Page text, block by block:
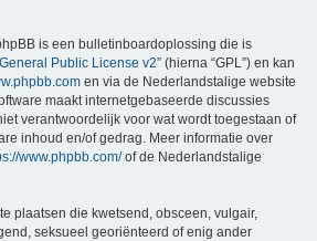
is een bulletinboardoplossing die is
Public License v2” (hierna “GPL”) en kan
en via de Nederlandstalige website
maakt internetgebaseerde discussies
verantwoordelijk voor wat wordt toegestaan of
inhoud en/of gedrag. Meer informatie over
www.phpbb.com/of de Nederlandstalige
plaatsen die kwetsend, obsceen, vulgair,
seksueel georiënteerd of enig ander